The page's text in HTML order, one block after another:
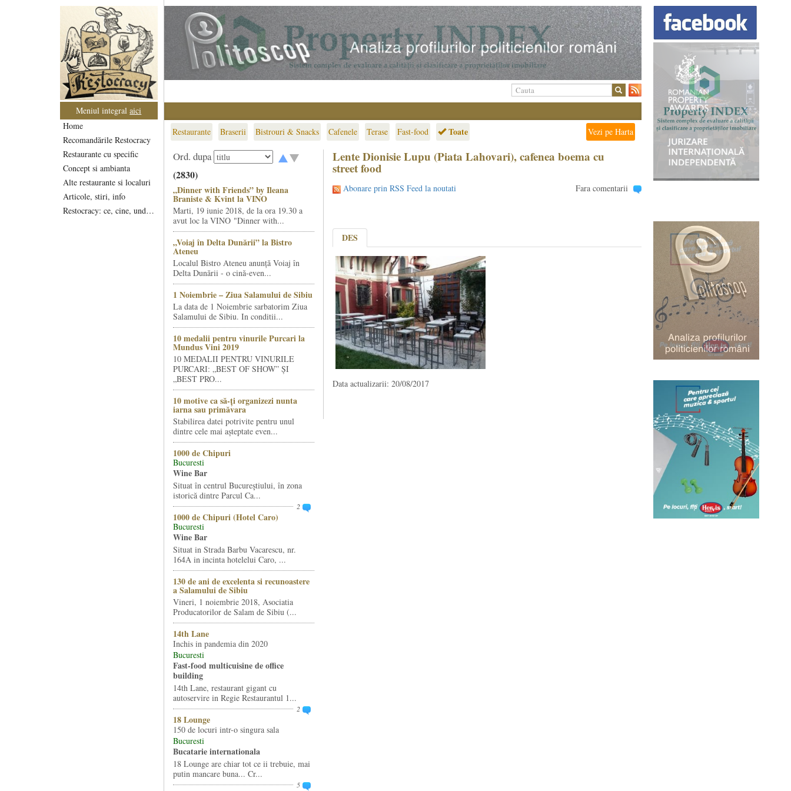
Meniul integralaici
Home
Recomandările Restocracy
Restaurante cu specific
Concept si ambianta
Alte restaurante si localuri
Articole, stiri, info
Restocracy: ce, cine, unde...
Restaurante Braserii Bistrouri & Snacks Cafenele Terase Fast-food Toate Vezi pe Harta
Ord. dupa
(2830)
„Dinner with Friends” by Ileana
Braniste & Kvint la VINO
Marti, 19 iunie 2018, de la ora 19.30 a
avut loc la VINO "Dinner with...
„Voiaj în Delta Dunării” la Bistro
Ateneu
Localul Bistro Ateneu anunță Voiaj în
Delta Dunării - o cină-even...
1 Noiembrie – Ziua Salamului de Sibiu
La data de 1 Noiembrie sarbatorim Ziua
Salamului de Sibiu. In conditii...
10 medalii pentru vinurile Purcari la
Mundus Vini 2019
10 MEDALII PENTRU VINURILE
PURCARI: „BEST OF SHOW” ȘI
„BEST PRO...
10 motive ca să-ți organizezi nunta
iarna sau primăvara
Stabilirea datei potrivite pentru unul
dintre cele mai așteptate even...
1000 de Chipuri
Bucuresti
Wine Bar
Situat în centrul Bucureştiului, în zona
istorică dintre Parcul Ca...
2
1000 de Chipuri (Hotel Caro)
Bucuresti
Wine Bar
Situat in Strada Barbu Vacarescu, nr.
164A in incinta hotelelui Caro, ...
130 de ani de excelenta si recunoastere
a Salamului de Sibiu
Vineri, 1 noiembrie 2018, Asociatia
Producatorilor de Salam de Sibiu (...
14th Lane
Inchis in pandemia din 2020
Bucuresti
Fast-food multicuisine de office
building
14th Lane, restaurant gigant cu
autoservire in Regie Restaurantul 1...
2
18 Lounge
150 de locuri intr-o singura sala
Bucuresti
Bucatarie internationala
18 Lounge are chiar tot ce ii trebuie, mai
putin mancare buna... Cr...
5
Lente Dionisie Lupu (Piata Lahovari), cafenea boema cu
street food
Abonare prin RSS Feed la noutati Fara comentarii
DES
Data actualizarii: 20/08/2017